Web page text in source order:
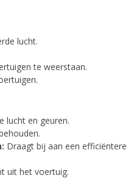
lucht.
te weerstaan.
lucht en geuren.
Draagt bij aan een efficiëntere
uit het voertuig.